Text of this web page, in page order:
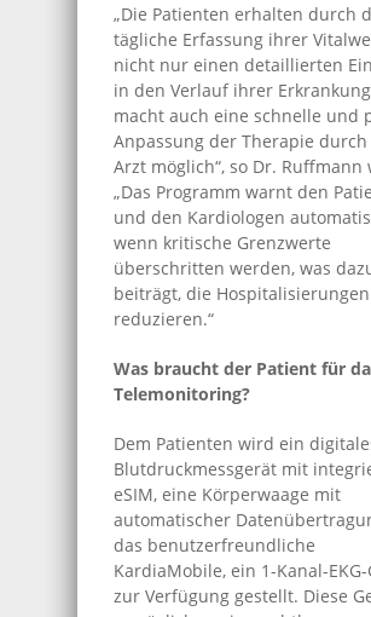
„Die Patienten erhalten durch
tägliche Erfassung ihrer
nicht nur einen detaillierten
in den Verlauf ihrer
macht auch eine schnelle und
Anpassung der Therapie durch
Arzt möglich“, so Dr. Ruffmann
„Das Programm warnt den
und den Kardiologen
wenn kritische Grenzwerte
überschritten werden, was
beiträgt, die
reduzieren.“
Was braucht der Patient für
Telemonitoring?
Dem Patienten wird ein
Blutdruckmessgerät mit
eSIM, eine Körperwaage mit
automatischer
das benutzerfreundliche
KardiaMobile, ein 1-Kanal-
zur Verfügung gestellt. Diese